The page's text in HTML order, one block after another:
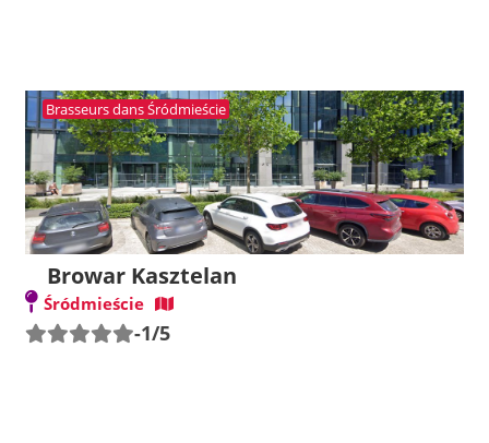
Brasseurs dans Śródmieście
Browar Kasztelan
Śródmieście
-1/5